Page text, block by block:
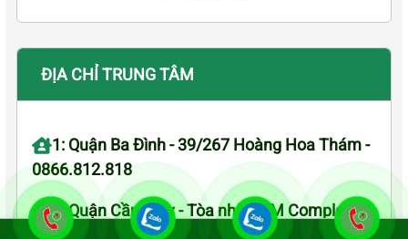
ĐỊA CHỈ TRUNG TÂM
1: Quận Ba Đình - 39/267 Hoàng Hoa Thám -
0866.812.818
2: Quận Cầu Giấy - Tòa nhà CTM Complex
139 Cầu Giấy - 0986 858 922